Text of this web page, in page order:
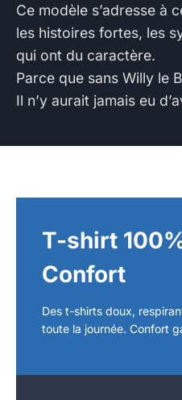
Ce modèle s’adresse à
les histoires fortes, les
qui ont du caractère.
Parce que sans Willy le
Il n’y aurait jamais eu
T-shirt
Confort
Des t-shirts doux,
toute la journée. Confort